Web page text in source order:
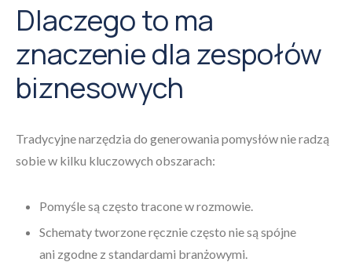
Dlaczego to ma
znaczenie dla zespołów
biznesowych
Tradycyjne narzędzia do generowania pomysłów nie radzą
sobie w kilku kluczowych obszarach:
Pomyśle są często tracone w rozmowie.
Schematy tworzone ręcznie często nie są spójne
ani zgodne z standardami branżowymi.